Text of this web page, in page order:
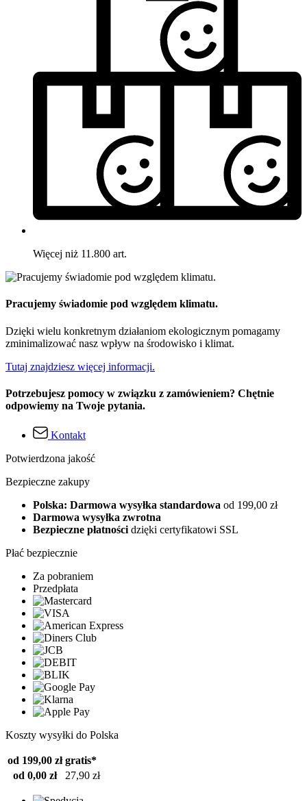
Więcej niż 11.800 art.
Pracujemy świadomie pod względem klimatu.
Dzięki wielu konkretnym działaniom ekologicznym pomagamy
zminimalizować nasz wpływ na środowisko i klimat.
Tutaj znajdziesz więcej informacji.
Potrzebujesz pomocy w związku z zamówieniem? Chętnie
odpowiemy na Twoje pytania.
Kontakt
Potwierdzona jakość
Bezpieczne zakupy
Polska: Darmowa wysyłka standardowa od 199,00 zł
Darmowa wysyłka zwrotna
Bezpieczne płatności dzięki certyfikatowi SSL
Płać bezpiecznie
Za pobraniem
Przedpłata
Koszty wysyłki do Polska
od 199,00 zł gratis*
od 0,00 zł
27,90 zł